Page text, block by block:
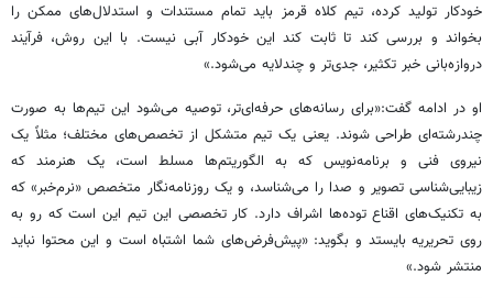
خودکار تولید کرده، تیم کلاه قرمز باید تمام مستندات و استدلال‌های ممکن را
بخواند و بررسی کند تا ثابت کند این خودکار آبی نیست. با این روش، فرآیند
دروازه‌بانی خبر تکثیر، جدی‌تر و چندلایه می‌شود.»
او در ادامه گفت:«برای رسانه‌های حرفه‌ای‌تر، توصیه می‌شود این تیم‌ها به صورت
چندرشته‌ای طراحی شوند. یعنی یک تیم متشکل از تخصص‌های مختلف؛ مثلاً یک
نیروی فنی و برنامه‌نویس که به الگوریتم‌ها مسلط است، یک هنرمند که
زیبایی‌شناسی تصویر و صدا را می‌شناسد، و یک روزنامه‌نگار متخصص «نرم‌خبر» که
به تکنیک‌های اقناع توده‌ها اشراف دارد. کار تخصصی این تیم این است که رو به
روی تحریریه بایستد و بگوید: «پیش‌فرض‌های شما اشتباه است و این محتوا نباید
منتشر شود.»